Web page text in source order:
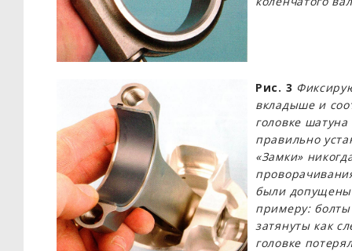
Рис. 3
вкладыше и
головке
правильно
«Замки»
были
примеру:
затянуты как
головке